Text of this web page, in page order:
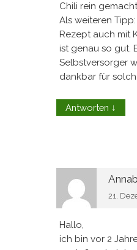
Chili rein
Als weiteren
Rezept auch mit
ist genau so gut.
Selbstversorger
dankbar für
Antworten ↓
21.
Hallo,
ich bin vor 2